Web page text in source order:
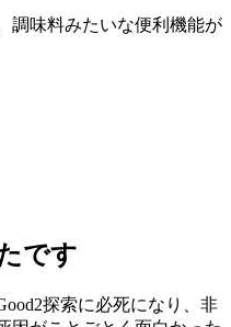
調味料みたいな便利機能が
です
探索に必死になり、非